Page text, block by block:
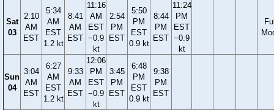
Sat
03
2:10
AM
EST
5:34
AM
EST
1.2 kt
8:41
AM
EST
11:16
AM
EST
−0.9
kt
2:54
PM
EST
5:50
PM
EST
0.9 kt
8:44
PM
EST
11:24
PM
EST
−0.9
kt
Sun
04
3:04
AM
EST
6:27
AM
EST
1.2 kt
9:33
AM
EST
12:06
PM
EST
−0.9
kt
3:45
PM
EST
6:48
PM
EST
0.9 kt
9:38
PM
EST